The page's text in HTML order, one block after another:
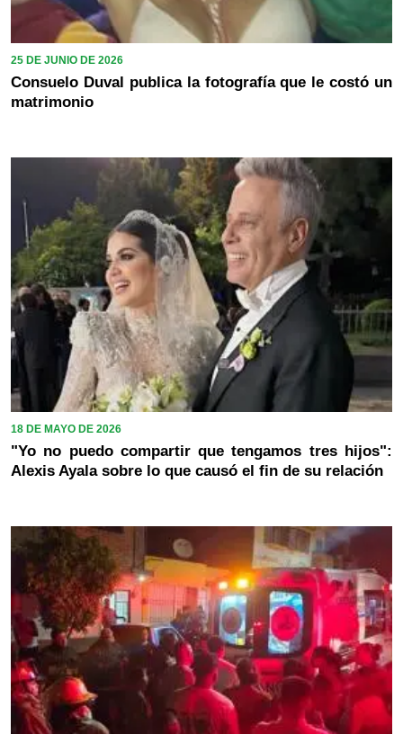
25 DE JUNIO DE 2026
Consuelo Duval publica la fotografía que le costó un
matrimonio
18 DE MAYO DE 2026
"Yo no puedo compartir que tengamos tres hijos":
Alexis Ayala sobre lo que causó el fin de su relación